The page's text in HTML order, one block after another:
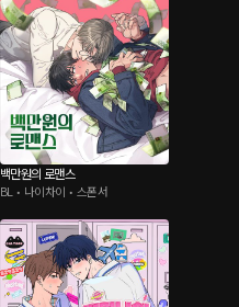
백만원의 로맨스
BL • 나이차이 • 스폰서